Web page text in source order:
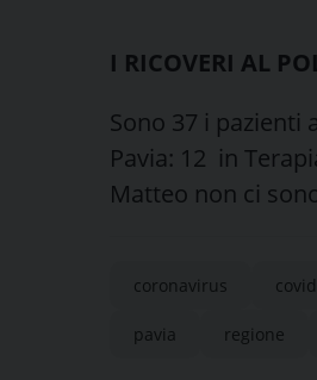
I RICOVERI AL
Sono 37 i pazienti
Pavia: 12 in
Matteo non ci
coronavirus
pavia regione